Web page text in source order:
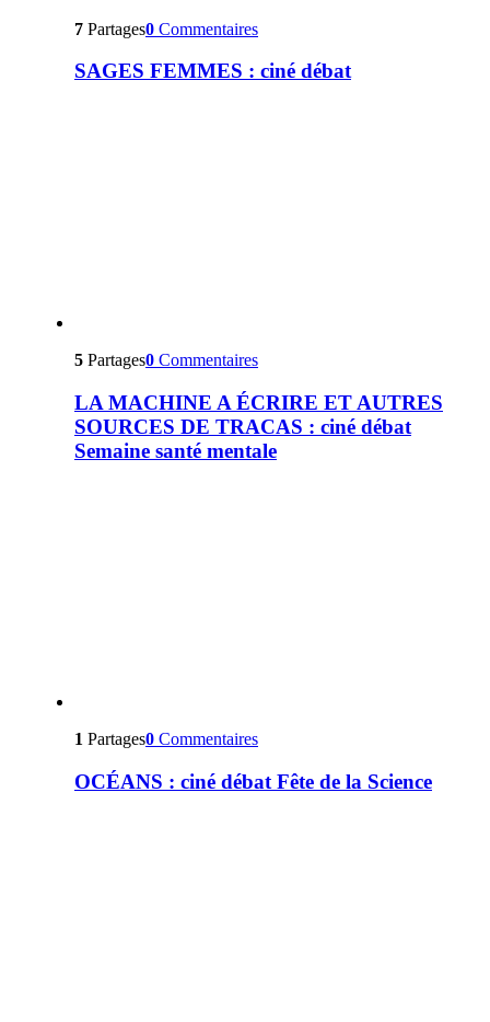
7 Partages0 Commentaires
SAGES FEMMES : ciné débat
5 Partages0 Commentaires
LA MACHINE A ÉCRIRE ET AUTRES
SOURCES DE TRACAS : ciné débat
Semaine santé mentale
1 Partages0 Commentaires
OCÉANS : ciné débat Fête de la Science